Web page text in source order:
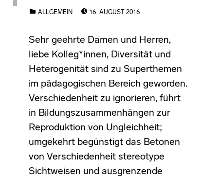
ALLGEMEIN
16. AUGUST 2016
Sehr geehrte Damen und Herren,
liebe Kolleg*innen, Diversität und
Heterogenität sind zu Superthemen
im pädagogischen Bereich geworden.
Verschiedenheit zu ignorieren, führt
in Bildungszusammenhängen zur
Reproduktion von Ungleichheit;
umgekehrt begünstigt das Betonen
von Verschiedenheit stereotype
Sichtweisen und ausgrenzende